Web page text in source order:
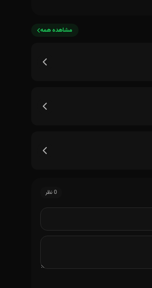
مشاهده همه
0 نظر